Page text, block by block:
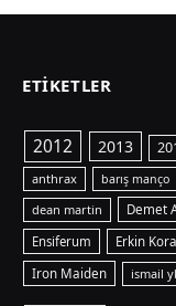
ETIKETLER
2012 2013
anthrax barış manço
dean martin Demet
Ensiferum Erkin
Iron Maiden ismail